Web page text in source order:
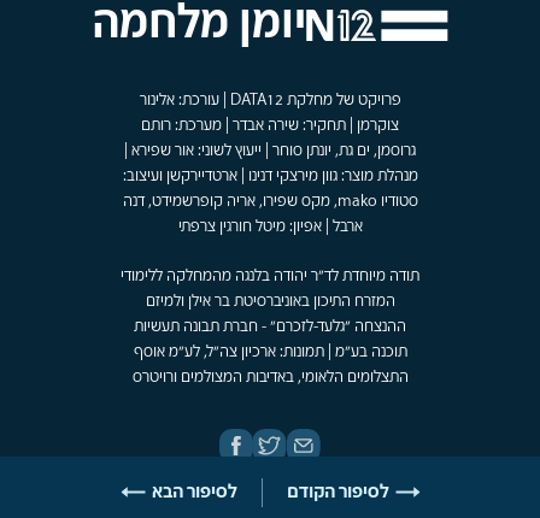
לסיפור הקודם לסיפור הבא
יומן מלחמה
פרויקט של מחלקת DATA12 | עורכת: אלינור
צוקרמן | תחקיר: שירה אבדר | מערכת: רותם
גרוסמן, ים גת, יונתן סוחר | ייעוץ לשוני: אור שפירא |
מנהלת מוצר: גוון מירצקי דנינו | ארטדיירקשן ועיצוב:
סטודיו mako, מקס שפירו, אריה קופרשמידט, דנה
ארבל | אפיון: מיטל חורגין צרפתי
תודה מיוחדת לד"ר יהודה בלנגה מהמחלקה ללימודי
המזרח התיכון באוניברסיטת בר אילן ולמיזם
ההנצחה "גלעד-לזכרם" - חברת תבונה תעשיות
תוכנה בע"מ | תמונות: ארכיון צה"ל, לע"מ אוסף
התצלומים הלאומי, באדיבות המצולמים ורויטרס
Developed by Rabbi